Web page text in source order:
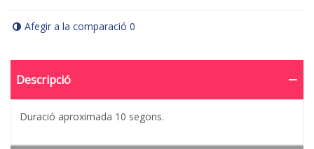
Afegir a la comparació 0
Descripció
Duració aproximada 10 segons.